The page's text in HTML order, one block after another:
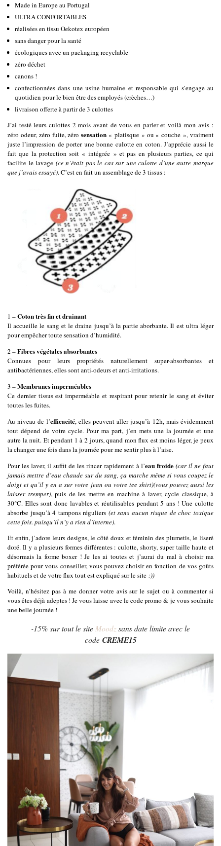
Made in Europe au Portugal
ULTRA CONFORTABLES
réalisées en tissu Oekotex européen
sans danger pour la santé
écologiques avec un packaging recyclable
zéro déchet
canons !
confectionnées dans une usine humaine et responsable qui s’engage au
quotidien pour le bien être des employés (crèches…)
livraison offerte à partir de 3 culottes
J’ai testé leurs culottes 2 mois avant de vous en parler et voilà mon avis :
zéro odeur, zéro fuite, zérosensation « platisque » ou « couche », vraiment
juste l’impression de porter une bonne culotte en coton. J’apprécie aussi le
fait que la protection soit « intégrée » et pas en plusieurs parties, ce qui
facilite le lavage (ce n’était pas le cas sur une culotte d’une autre marque
que j’avais essayé). C’est en fait un assemblage de 3 tissus :
1 –Coton très fin et drainant
Il accueille le sang et le draine jusqu’à la partie aborbante. Il est ultra léger
pour empêcher toute sensation d’humidité.
2 –Fibres végétales absorbantes
Connues pour leurs propriétés naturellement super-absorbantes et
antibactériennes, elles sont anti-odeurs et anti-irritations.
3 –Membranes imperméables
Ce dernier tissus est imperméable et respirant pour retenir le sang et éviter
toutes les fuites.
Au niveau de l’efficacité, elles peuvent aller jusqu’à 12h, mais évidemment
tout dépend de votre cycle. Pour ma part, j’en mets une la journée et une
autre la nuit. Et pendant 1 à 2 jours, quand mon flux est moins léger, je peux
la changer une fois dans la journée pour me sentir plus à l’aise.
Pour les laver, il suffit de les rincer rapidement à l’eau froide (car il ne faut
jamais mettre d’eau chaude sur du sang, ça marche même si vous coupez le
doigt et qu’il y en a sur votre jean ou votre tee shirt)(vous pouvez aussi les
laisser tremper), puis de les mettre en machine à laver, cycle classique, à
30°C. Elles sont donc lavables et réutilisables pendant 5 ans ! Une culotte
absorbe jusqu’à 4 tampons réguliers (et sans aucun risque de choc toxique
cette fois. puisqu’il n’y a rien d’interne).
Et enfin, j’adore leurs designs, le côté doux et féminin des plumetis, le liseré
doré. Il y a plusieurs formes différentes : culotte, shorty, super taille haute et
désormais la forme boxer ! Je les ai toutes et j’aurai du mal à choisir ma
préférée pour vous conseiller, vous pouvez choisir en fonction de vos goûts
habituels et de votre flux tout est expliqué sur le site :))
Voilà, n’hésitez pas à me donner votre avis sur le sujet ou à commenter si
vous êtes déjà adeptes ! Je vous laisse avec le code promo & je vous souhaite
une belle journée !
-15% sur tout le site Moodzsans date limite avec le
code CREME15